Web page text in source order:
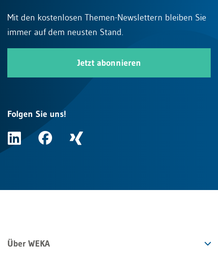
Mit den kostenlosen Themen-Newslettern bleiben Sie
immer auf dem neusten Stand.
Jetzt abonnieren
Folgen Sie uns!
Über WEKA